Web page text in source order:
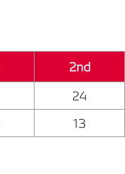
2nd
24
13